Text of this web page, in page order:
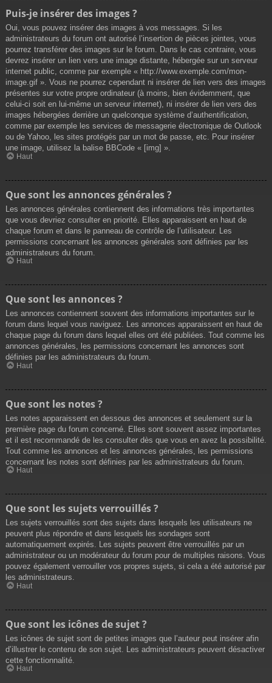
Puis-je insérer des images ?
Oui, vous pouvez insérer des images à vos messages. Si les
administrateurs du forum ont autorisé l’insertion de pièces jointes, vous
pourrez transférer des images sur le forum. Dans le cas contraire, vous
devrez insérer un lien vers une image distante, hébergée sur un serveur
internet public, comme par exemple « http://www.exemple.com/mon-
image.gif ». Vous ne pourrez cependant ni insérer de lien vers des images
présentes sur votre propre ordinateur (à moins, bien évidemment, que
celui-ci soit en lui-même un serveur internet), ni insérer de lien vers des
images hébergées derrière un quelconque système d’authentification,
comme par exemple les services de messagerie électronique de Outlook
ou de Yahoo, les sites protégés par un mot de passe, etc. Pour insérer
une image, utilisez la balise BBCode « [img] ».
Haut
Que sont les annonces générales ?
Les annonces générales contiennent des informations très importantes
que vous devriez consulter en priorité. Elles apparaissent en haut de
chaque forum et dans le panneau de contrôle de l’utilisateur. Les
permissions concernant les annonces générales sont définies par les
administrateurs du forum.
Haut
Que sont les annonces ?
Les annonces contiennent souvent des informations importantes sur le
forum dans lequel vous naviguez. Les annonces apparaissent en haut de
chaque page du forum dans lequel elles ont été publiées. Tout comme les
annonces générales, les permissions concernant les annonces sont
définies par les administrateurs du forum.
Haut
Que sont les notes ?
Les notes apparaissent en dessous des annonces et seulement sur la
première page du forum concerné. Elles sont souvent assez importantes
et il est recommandé de les consulter dès que vous en avez la possibilité.
Tout comme les annonces et les annonces générales, les permissions
concernant les notes sont définies par les administrateurs du forum.
Haut
Que sont les sujets verrouillés ?
Les sujets verrouillés sont des sujets dans lesquels les utilisateurs ne
peuvent plus répondre et dans lesquels les sondages sont
automatiquement expirés. Les sujets peuvent être verrouillés par un
administrateur ou un modérateur du forum pour de multiples raisons. Vous
pouvez également verrouiller vos propres sujets, si cela a été autorisé par
les administrateurs.
Haut
Que sont les icônes de sujet ?
Les icônes de sujet sont de petites images que l’auteur peut insérer afin
d’illustrer le contenu de son sujet. Les administrateurs peuvent désactiver
cette fonctionnalité.
Haut